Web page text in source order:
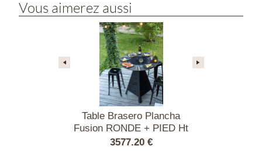
Vous aimerez aussi
Table Brasero Plancha
Fusion RONDE + PIED Ht
40 - CORTEN ou EPOXY
3577.20 €